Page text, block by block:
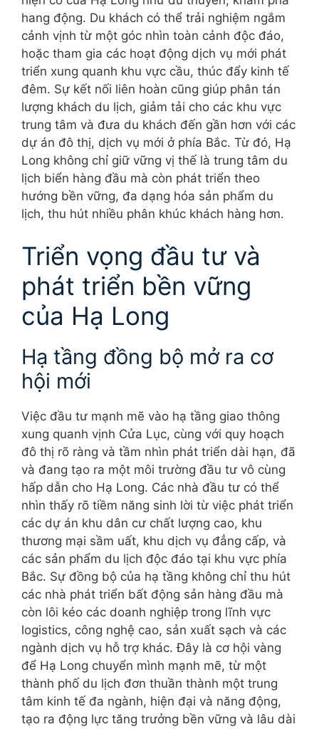
hang động. Du khách có thể trải nghiệm ngắm
cảnh vịnh từ một góc nhìn toàn cảnh độc đáo,
hoặc tham gia các hoạt động dịch vụ mới phát
triển xung quanh khu vực cầu, thúc đẩy kinh tế
đêm. Sự kết nối liên hoàn cũng giúp phân tán
lượng khách du lịch, giảm tải cho các khu vực
trung tâm và đưa du khách đến gần hơn với các
dự án đô thị, dịch vụ mới ở phía Bắc. Từ đó, Hạ
Long không chỉ giữ vững vị thế là trung tâm du
lịch biển hàng đầu mà còn phát triển theo
hướng bền vững, đa dạng hóa sản phẩm du
lịch, thu hút nhiều phân khúc khách hàng hơn.
Triển vọng đầu tư và
phát triển bền vững
của Hạ Long
Hạ tầng đồng bộ mở ra cơ
hội mới
Việc đầu tư mạnh mẽ vào hạ tầng giao thông
xung quanh vịnh Cửa Lục, cùng với quy hoạch
đô thị rõ ràng và tầm nhìn phát triển dài hạn, đã
và đang tạo ra một môi trường đầu tư vô cùng
hấp dẫn cho Hạ Long. Các nhà đầu tư có thể
nhìn thấy rõ tiềm năng sinh lời từ việc phát triển
các dự án khu dân cư chất lượng cao, khu
thương mại sầm uất, khu dịch vụ đẳng cấp, và
các sản phẩm du lịch độc đáo tại khu vực phía
Bắc. Sự đồng bộ của hạ tầng không chỉ thu hút
các nhà phát triển bất động sản hàng đầu mà
còn lôi kéo các doanh nghiệp trong lĩnh vực
logistics, công nghệ cao, sản xuất sạch và các
ngành dịch vụ hỗ trợ khác. Đây là cơ hội vàng
để Hạ Long chuyển mình mạnh mẽ, từ một
thành phố du lịch đơn thuần thành một trung
tâm kinh tế đa ngành, hiện đại và năng động,
tạo ra động lực tăng trưởng bền vững và lâu dài